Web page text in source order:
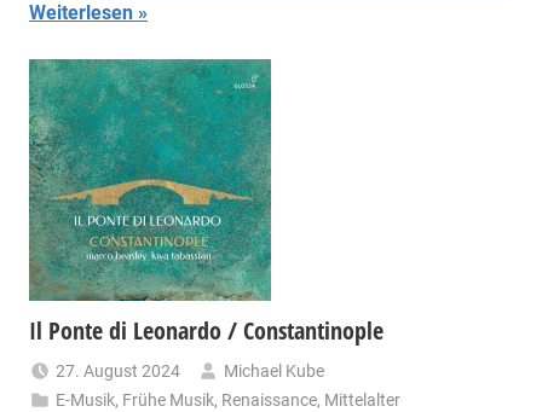
Weiterlesen
Il Ponte di Leonardo / Constantinople
27. August 2024
Michael Kube
E-Musik, Frühe Musik, Renaissance, Mittelalter